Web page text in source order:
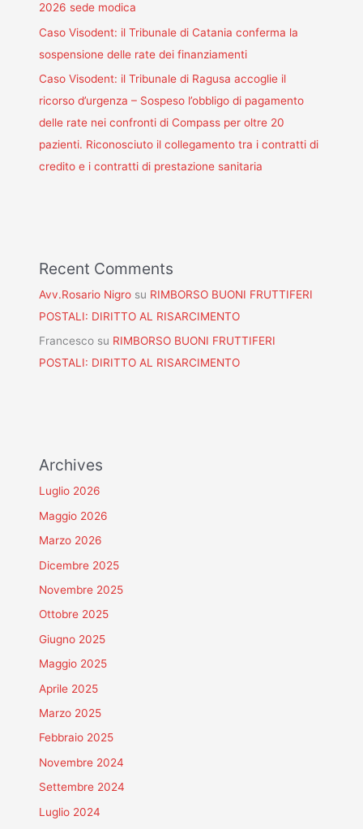
2026 sede modica
Caso Visodent: il Tribunale di Catania conferma la
sospensione delle rate dei finanziamenti
Caso Visodent: il Tribunale di Ragusa accoglie il
ricorso d’urgenza – Sospeso l’obbligo di pagamento
delle rate nei confronti di Compass per oltre 20
pazienti. Riconosciuto il collegamento tra i contratti di
credito e i contratti di prestazione sanitaria
Recent Comments
Avv.Rosario Nigro su RIMBORSO BUONI FRUTTIFERI
POSTALI: DIRITTO AL RISARCIMENTO
Francesco su RIMBORSO BUONI FRUTTIFERI
POSTALI: DIRITTO AL RISARCIMENTO
Archives
Luglio 2026
Maggio 2026
Marzo 2026
Dicembre 2025
Novembre 2025
Ottobre 2025
Giugno 2025
Maggio 2025
Aprile 2025
Marzo 2025
Febbraio 2025
Novembre 2024
Settembre 2024
Luglio 2024